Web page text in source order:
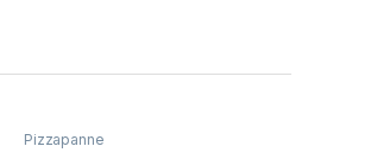
Pizzapanne